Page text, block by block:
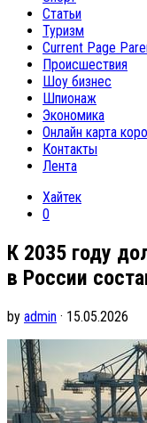
Статьи
Туризм
Current Page
Происшествия
Шоу бизнес
Шпионаж
Экономика
Онлайн карта
Контакты
Лента
Хайтек
0
К 2035 году
в России
by admin · 15.05.2026